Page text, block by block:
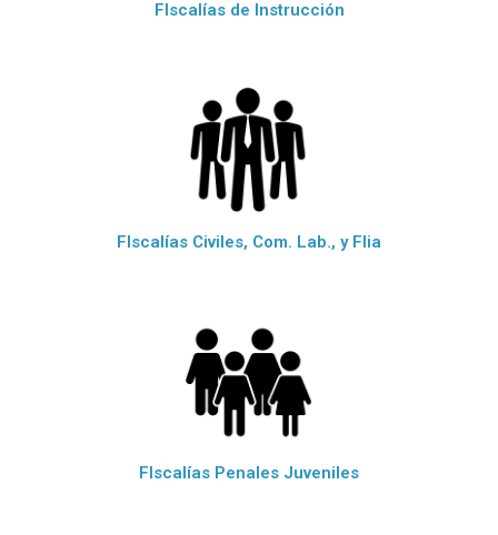
FIscalías de Instrucción
FIscalías Civiles, Com. Lab., y Flia
FIscalías Penales Juveniles